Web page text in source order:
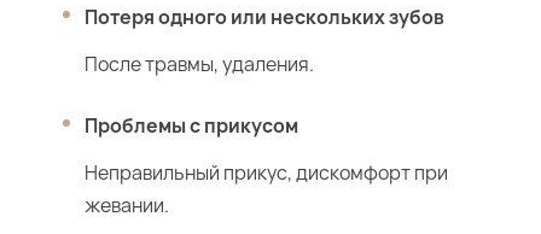
Потеря одного или нескольких зубов
После травмы, удаления.
Проблемы с прикусом
Неправильный прикус, дискомфорт при
жевании.